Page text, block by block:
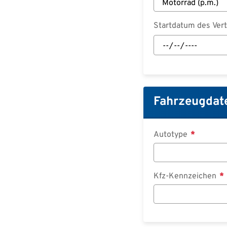
Startdatum des
Startdatum
des
Autotype
Kfz-Kennzeichen